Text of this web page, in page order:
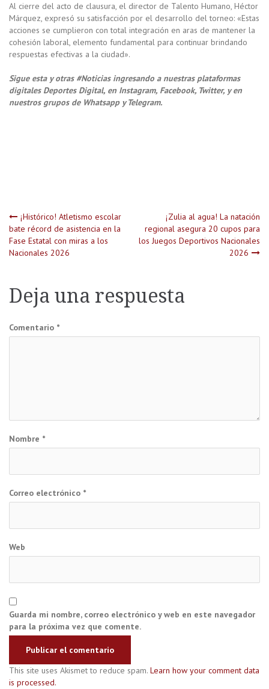
Al cierre del acto de clausura, el director de Talento Humano, Héctor
Márquez, expresó su satisfacción por el desarrollo del torneo: «Estas
acciones se cumplieron con total integración en aras de mantener la
cohesión laboral, elemento fundamental para continuar brindando
respuestas efectivas a la ciudad».
Sigue esta y otras #Noticias ingresando a nuestras plataformas
digitales Deportes Digital, en Instagram, Facebook, Twitter, y en
nuestros grupos de Whatsapp y Telegram.
Navegación
de
¡Histórico! Atletismo escolar
bate récord de asistencia en la
Fase Estatal con miras a los
Nacionales 2026
¡Zulia al agua! La natación
regional asegura 20 cupos para
los Juegos Deportivos Nacionales
2026
Deja una respuesta
Comentario *
Nombre *
Correo electrónico *
Web
Guarda mi nombre, correo electrónico y web en este navegador
para la próxima vez que comente.
This site uses Akismet to reduce spam. Learn how your comment data
is processed.